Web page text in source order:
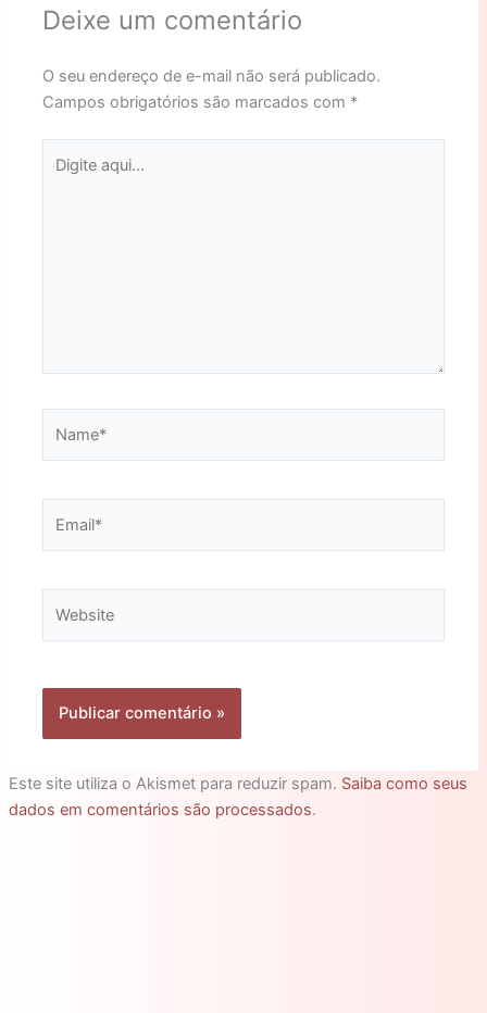
Deixe um comentário
O seu endereço de e-mail não será publicado.
Campos obrigatórios são marcados com *
aqui...
Este site utiliza o Akismet para reduzir spam. Saiba como seus
dados em comentários são processados.